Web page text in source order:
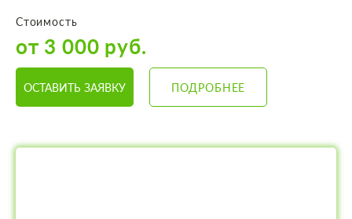
Стоимость
от 3 000 руб.
ОСТАВИТЬ ЗАЯВКУ ПОДРОБНЕЕ